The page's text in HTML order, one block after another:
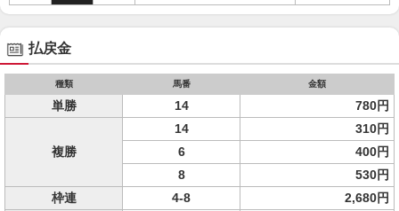
払戻金
種類 馬番 金額
単勝 14 780円
複勝
14
310円
6
400円
8
530円
枠連
4-8
2,680円